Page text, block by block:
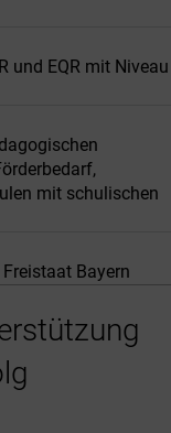
und EQR mit Niveau
mit schulischen
Bayern